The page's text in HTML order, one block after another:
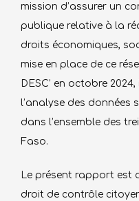
mission d’assurer un
publique relative à la
droits économiques,
mise en place de ce
DESC’ en octobre
l’analyse des données
dans l’ensemble des
Faso.
Le présent rapport est
droit de contrôle